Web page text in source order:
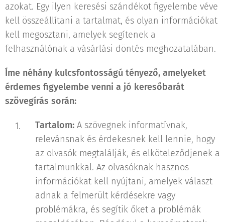
azokat. Egy ilyen keresési szándékot figyelembe véve
kell összeállítani a tartalmat, és olyan információkat
kell megosztani, amelyek segítenek a
felhasználónak a vásárlási döntés meghozatalában.
Íme néhány kulcsfontosságú tényező, amelyeket
érdemes figyelembe venni a jó keresőbarát
szövegírás során:
Tartalom: A szövegnek informatívnak,
relevánsnak és érdekesnek kell lennie, hogy
az olvasók megtalálják, és elköteleződjenek a
tartalmunkkal. Az olvasóknak hasznos
információkat kell nyújtani, amelyek választ
adnak a felmerült kérdésekre vagy
problémákra, és segítik őket a problémák